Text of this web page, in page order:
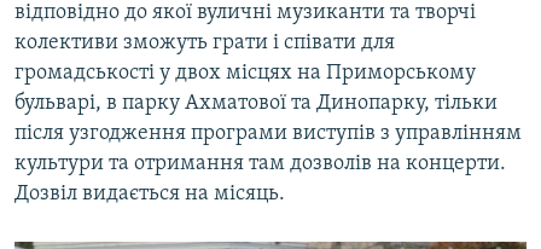
відповідно до якої вуличні музиканти та творчі
колективи зможуть грати і співати для
громадськості у двох місцях на Приморському
бульварі, в парку Ахматової та Динопарку, тільки
після узгодження програми виступів з управлінням
культури та отримання там дозволів на концерти.
Дозвіл видається на місяць.